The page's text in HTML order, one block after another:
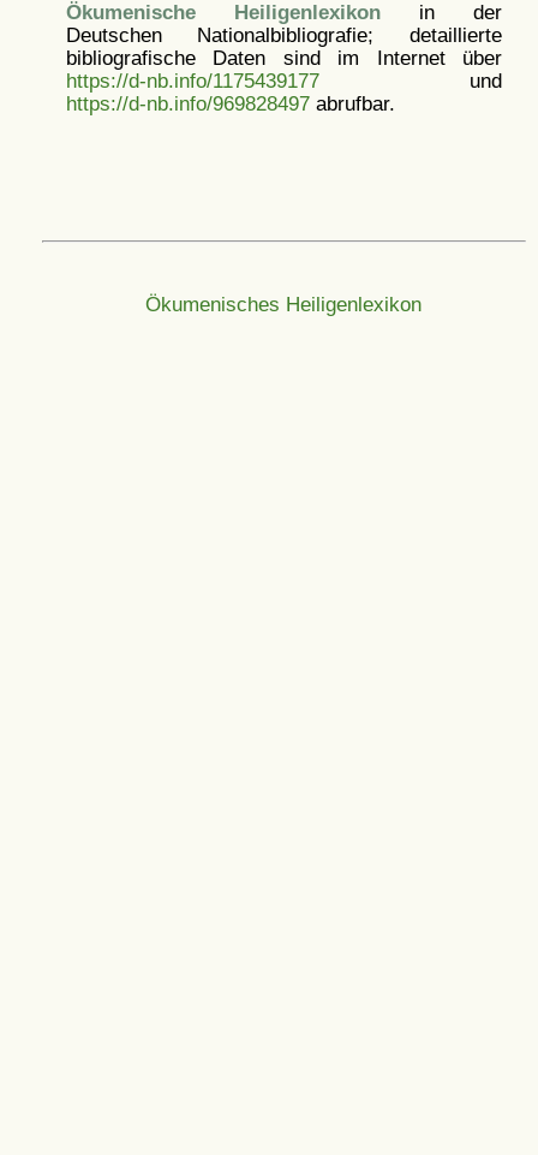
Ökumenische Heiligenlexikonin der
Deutschen Nationalbibliografie; detaillierte
bibliografische Daten sind im Internet über
https://d-nb.info/1175439177und
https://d-nb.info/969828497abrufbar.
Ökumenisches Heiligenlexikon